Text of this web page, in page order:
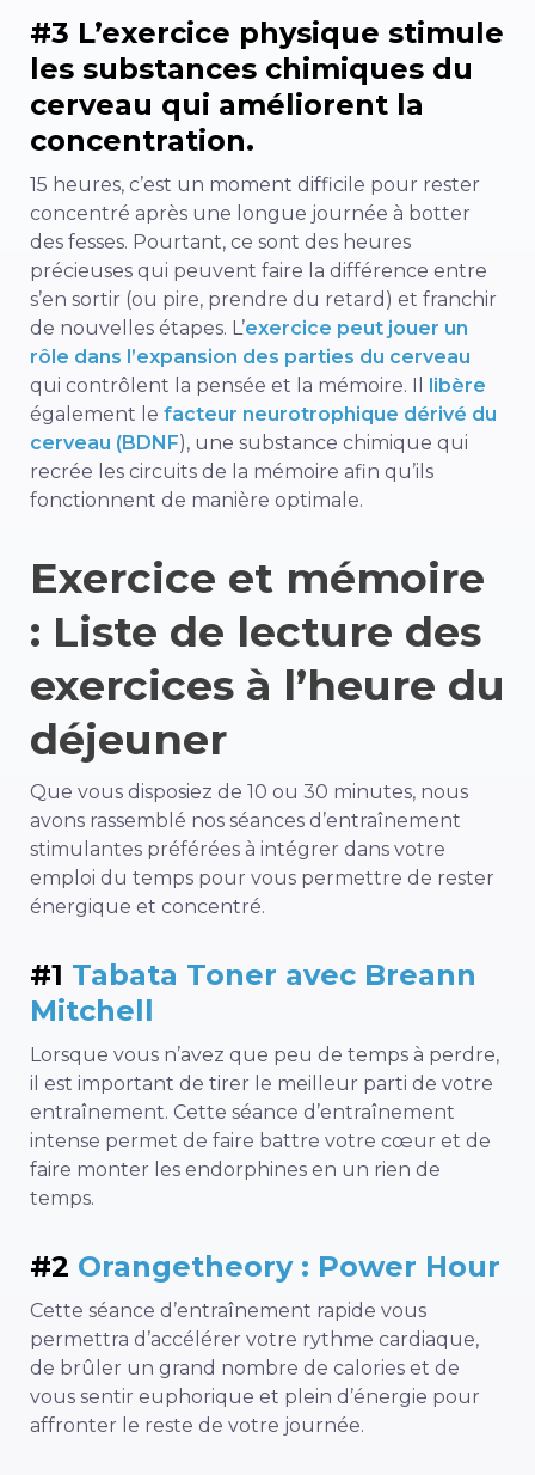
#3 L’exercice physique stimule
les substances chimiques du
cerveau qui améliorent la
concentration.
15 heures, c’est un moment difficile pour rester
concentré après une longue journée à botter
des fesses. Pourtant, ce sont des heures
précieuses qui peuvent faire la différence entre
s’en sortir (ou pire, prendre du retard) et franchir
de nouvelles étapes. L’exercice peut jouer un
rôle dans l’expansion des parties du cerveau
qui contrôlent la pensée et la mémoire. Il
libère
également le facteur neurotrophique dérivé du
cerveau (BDNF), une substance chimique qui
recrée les circuits de la mémoire afin qu’ils
fonctionnent de manière optimale.
Exercice et mémoire
: Liste de lecture des
exercices à l’heure du
déjeuner
Que vous disposiez de 10 ou 30 minutes, nous
avons rassemblé nos séances d’entraînement
stimulantes préférées à intégrer dans votre
emploi du temps pour vous permettre de rester
énergique et concentré.
#1 Tabata Toner avec Breann
Mitchell
Lorsque vous n’avez que peu de temps à perdre,
il est important de tirer le meilleur parti de votre
entraînement. Cette séance d’entraînement
intense permet de faire battre votre cœur et de
faire monter les endorphines en un rien de
temps.
#2 Orangetheory : Power Hour
Cette séance d’entraînement rapide vous
permettra d’accélérer votre rythme cardiaque,
de brûler un grand nombre de calories et de
vous sentir euphorique et plein d’énergie pour
affronter le reste de votre journée.